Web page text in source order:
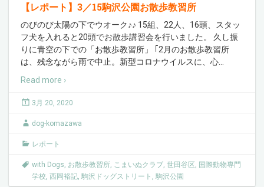
【レポート】3／15駒沢公園お散歩教習所
のびのび太陽の下でウオーク♪♪ 15組、22人、16頭、スタッ
フ犬を入れると20頭でお散歩講習会を行いました。 久し振
りに青空の下での「お散歩教習所」 ｢2月のお散歩教習所
は、残念ながら雨で中止。新型コロナウイルスに、心
Read more ›
3月 20, 2020
dog-komazawa
レポート
with Dogs, お散歩教習所, こまいぬクラブ, 世田谷区, 国際動物専門
学校, 西岡裕記, 駒沢ドッグストリート , 駒沢公園